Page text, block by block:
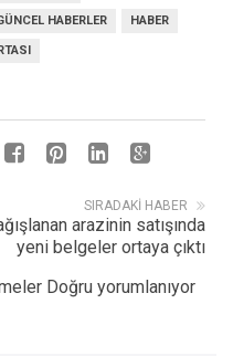
HABERLER HABER
SIRADAKI HABER
arazinin satışında
yeni belgeler ortaya çıktı
Doğru yorumlanıyor